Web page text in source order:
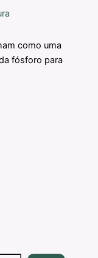
como uma
fósforo para